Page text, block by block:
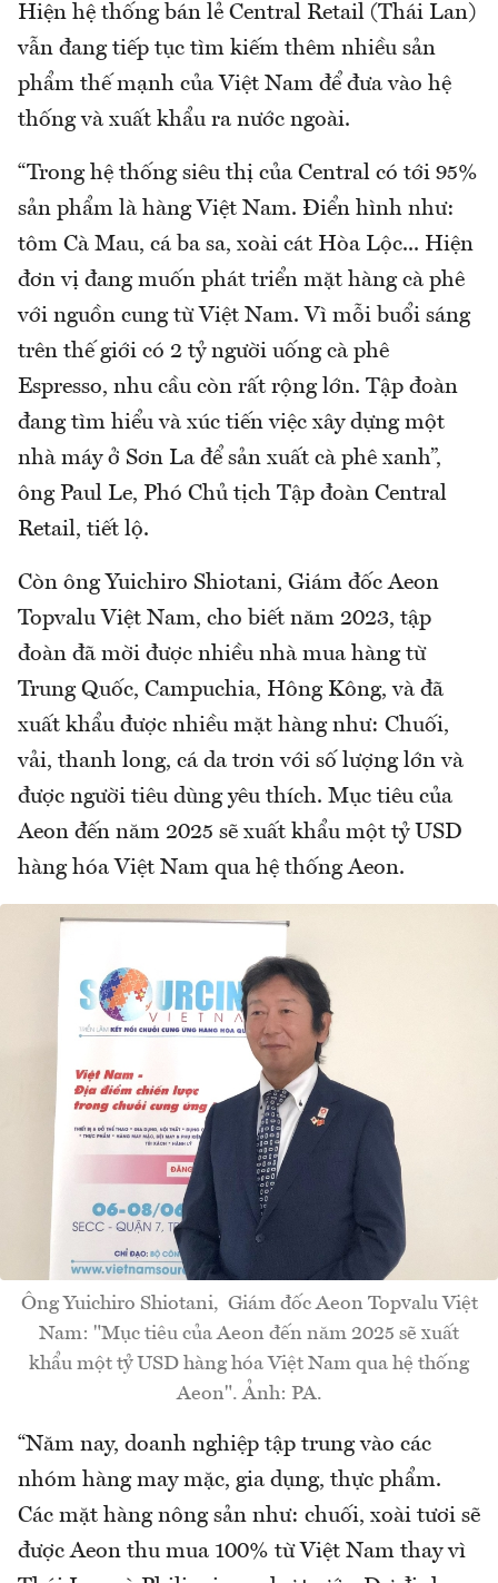
Hiện hệ thống bán lẻ Central Retail (Thái Lan)
vẫn đang tiếp tục tìm kiếm thêm nhiều sản
phẩm thế mạnh của Việt Nam để đưa vào hệ
thống và xuất khẩu ra nước ngoài.
“Trong hệ thống siêu thị của Central có tới 95%
sản phẩm là hàng Việt Nam. Điển hình như:
tôm Cà Mau, cá ba sa, xoài cát Hòa Lộc... Hiện
đơn vị đang muốn phát triển mặt hàng cà phê
với nguồn cung từ Việt Nam. Vì mỗi buổi sáng
trên thế giới có 2 tỷ người uống cà phê
Espresso, nhu cầu còn rất rộng lớn. Tập đoàn
đang tìm hiểu và xúc tiến việc xây dựng một
nhà máy ở Sơn La để sản xuất cà phê xanh”,
ông Paul Le, Phó Chủ tịch Tập đoàn Central
Retail, tiết lộ.
Còn ông Yuichiro Shiotani, Giám đốc Aeon
Topvalu Việt Nam, cho biết năm 2023, tập
đoàn đã mời được nhiều nhà mua hàng từ
Trung Quốc, Campuchia, Hông Kông, và đã
xuất khẩu được nhiều mặt hàng như: Chuối,
vải, thanh long, cá da trơn với số lượng lớn và
được người tiêu dùng yêu thích. Mục tiêu của
Aeon đến năm 2025 sẽ xuất khẩu một tỷ USD
hàng hóa Việt Nam qua hệ thống Aeon.
Ông Yuichiro Shiotani, Giám đốc Aeon Topvalu Việt
Nam: "Mục tiêu của Aeon đến năm 2025 sẽ xuất
khẩu một tỷ USD hàng hóa Việt Nam qua hệ thống
Aeon". Ảnh: PA.
“Năm nay, doanh nghiệp tập trung vào các
nhóm hàng may mặc, gia dụng, thực phẩm.
Các mặt hàng nông sản như: chuối, xoài tươi sẽ
được Aeon thu mua 100% từ Việt Nam thay vì